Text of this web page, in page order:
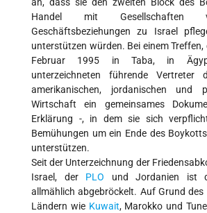
an, dass sie den zweiten Block des
Handel mit Gesellschaften
Geschäftsbeziehungen zu Israel
unterstützen würden. Bei einem
Februar 1995 in Taba, in
unterzeichneten führende Vertreter
amerikanischen, jordanischen und
Wirtschaft ein gemeinsames
Erklärung -, in dem sie sich
Bemühungen um ein Ende des
unterstützen.
Seit der Unterzeichnung der
Israel, der PLO und Jordanien ist
allmählich abgebröckelt. Auf Grund des
Ländern wie Kuwait, Marokko und